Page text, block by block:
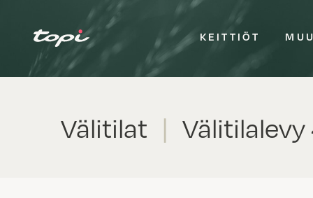
KEITTIÖT
Välitilat |